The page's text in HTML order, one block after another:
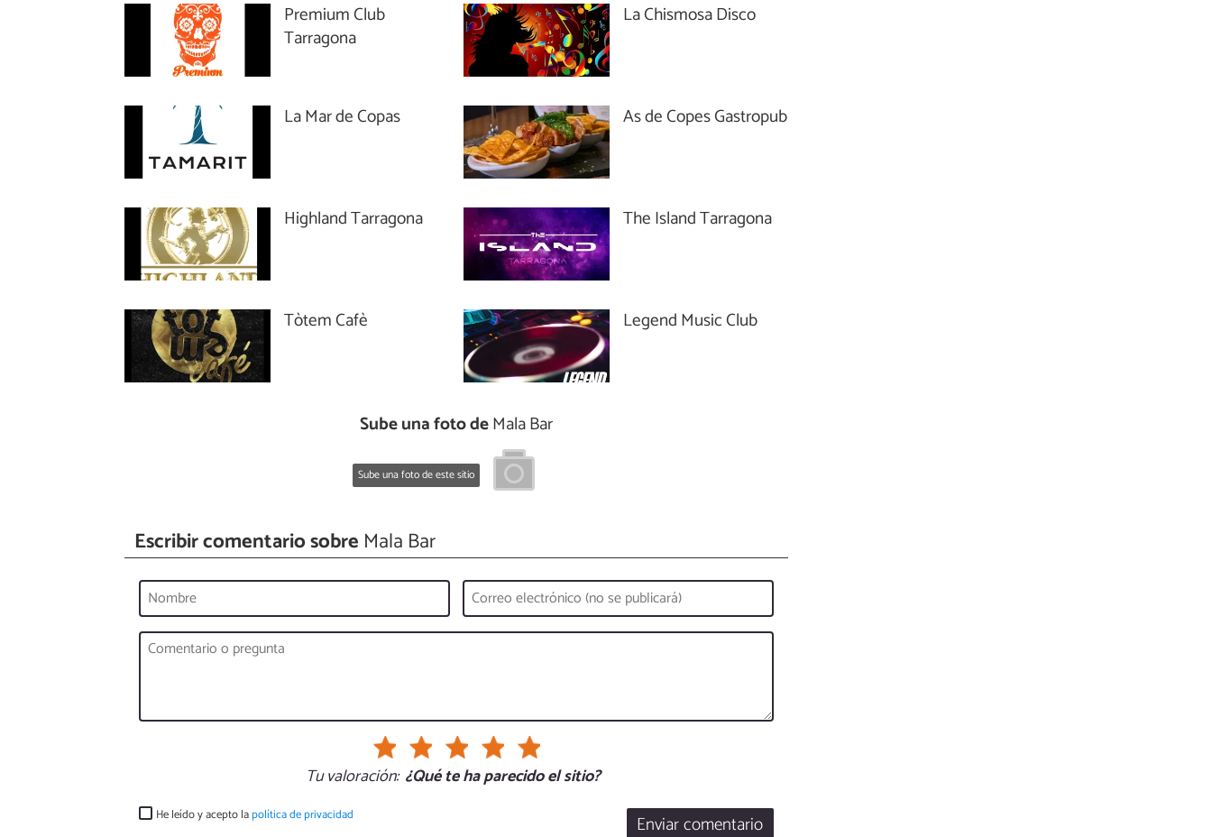
Premium Club
Tarragona
La Chismosa Disco
La Mar de Copas As de Copes Gastropub
Highland Tarragona The Island Tarragona
Tòtem Cafè Legend Music Club
Sube una foto deMala Bar
Sube una foto de este sitio
Escribir comentario sobre Mala Bar
Tu valoración: ¿Qué te ha parecido el sitio?
Enviar comentario
He leído y acepto lapolítica de privacidad